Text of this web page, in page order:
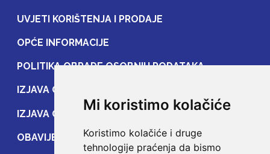
Mi koristimo kolačiće
Koristimo kolačiće i druge
tehnologije praćenja da bismo
UVJETI KORIŠTENJA I PRODAJE
OPĆE INFORMACIJE
POLITIKA OBRADE OSOBNIH PODATAKA
IZJAVA O ZAŠTITI OSOBNIH PODATAKA
IZJAVA O ZAŠTITI PRIJENOSA PODATAKA
OBAVIJEST POTROŠAČIMA